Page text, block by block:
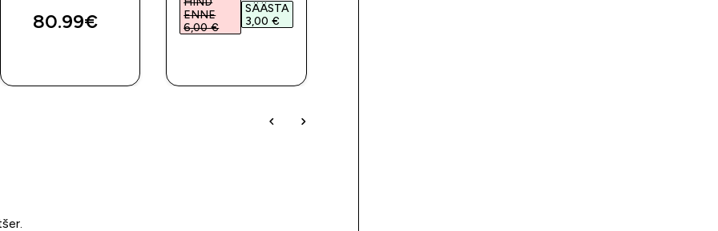
80.99€‎
ENNE
6,00 €‎
SÄÄSTA
3,00 €‎